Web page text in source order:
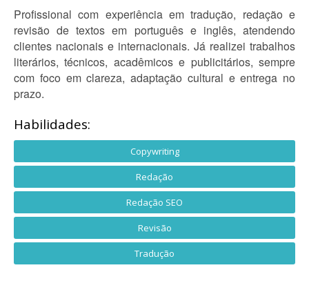
Profissional com experiência em tradução, redação e
revisão de textos em português e inglês, atendendo
clientes nacionais e internacionais. Já realizei trabalhos
literários, técnicos, acadêmicos e publicitários, sempre
com foco em clareza, adaptação cultural e entrega no
prazo.
Habilidades:
Copywriting
Redação
Redação SEO
Revisão
Tradução